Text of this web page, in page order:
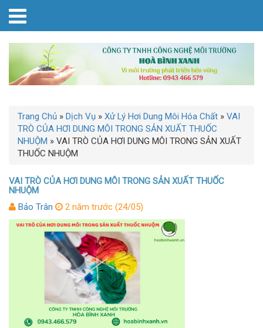
Trang Chủ » Dịch Vụ » Xử Lý Hơi Dung Môi Hóa Chất » VAI
TRÒ CỦA HƠI DUNG MÔI TRONG SẢN XUẤT THUỐC
NHUỘM » VAI TRÒ CỦA HƠI DUNG MÔI TRONG SẢN XUẤT
THUỐC NHUỘM
VAI TRÒ CỦA HƠI DUNG MÔI TRONG SẢN XUẤT THUỐC
NHUỘM
Bảo Trân
2 năm trước (24/05)